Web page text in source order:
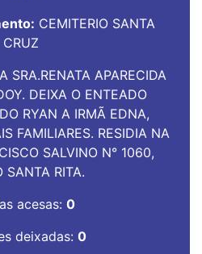
CEMITERIO SANTA
CRUZ
SRA.RENATA APARECIDA
DEIXA O ENTEADO
RYAN A IRMÃ EDNA,
FAMILIARES. RESIDIA NA
SALVINO N° 1060,
SANTA RITA.
acesas: 0
deixadas: 0